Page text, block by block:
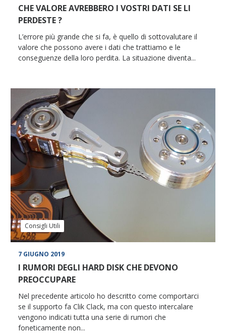
CHE VALORE AVREBBERO I VOSTRI DATI SE LI
PERDESTE ?
L’errore più grande che si fa, è quello di sottovalutare il
valore che possono avere i dati che trattiamo e le
conseguenze della loro perdita. La situazione diventa...
Consigli Utili
7 GIUGNO 2019
I RUMORI DEGLI HARD DISK CHE DEVONO
PREOCCUPARE
Nel precedente articolo ho descritto come comportarci
se il supporto fa Clik Clack, ma con questo intercalare
vengono indicati tutta una serie di rumori che
foneticamente non...